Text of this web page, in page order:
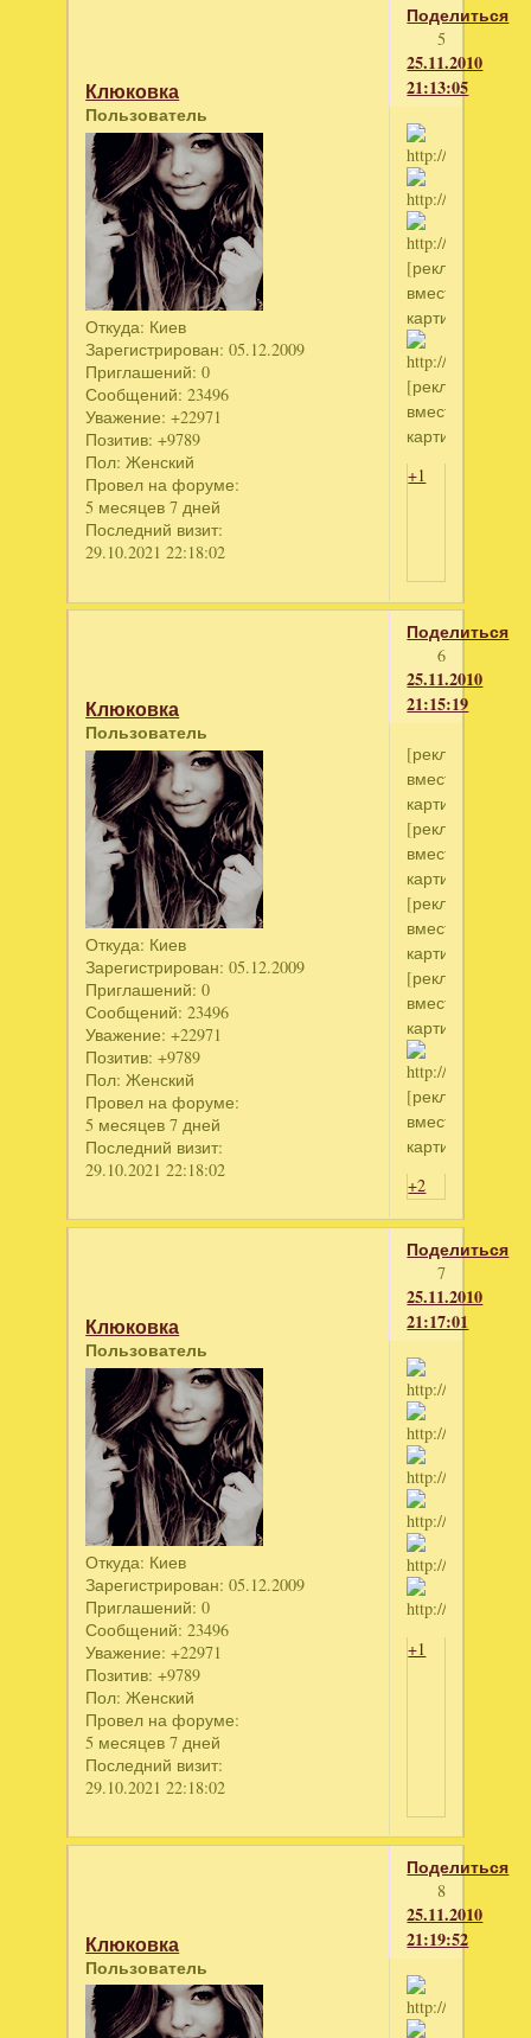
Поделиться
5
25.11.2010
21:13:05
Клюковка
Пользователь
Откуда: Киев
Зарегистрирован: 05.12.2009
Приглашений: 0
Сообщений: 23496
Уважение: +22971
Позитив: +9789
Пол: Женский
Провел на форуме:
5 месяцев 7 дней
Последний визит:
29.10.2021 22:18:02
[реклама
вместо
картинки]
[реклама
вместо
картинки]
+1
Поделиться
6
25.11.2010
21:15:19
Клюковка
Пользователь
Откуда: Киев
Зарегистрирован: 05.12.2009
Приглашений: 0
Сообщений: 23496
Уважение: +22971
Позитив: +9789
Пол: Женский
Провел на форуме:
5 месяцев 7 дней
Последний визит:
29.10.2021 22:18:02
[реклама
вместо
картинки]
[реклама
вместо
картинки]
[реклама
вместо
картинки]
[реклама
вместо
картинки]
[реклама
вместо
картинки]
+2
Поделиться
7
25.11.2010
21:17:01
Клюковка
Пользователь
Откуда: Киев
Зарегистрирован: 05.12.2009
Приглашений: 0
Сообщений: 23496
Уважение: +22971
Позитив: +9789
Пол: Женский
Провел на форуме:
5 месяцев 7 дней
Последний визит:
29.10.2021 22:18:02
+1
Поделиться
8
25.11.2010
21:19:52
Клюковка
Пользователь